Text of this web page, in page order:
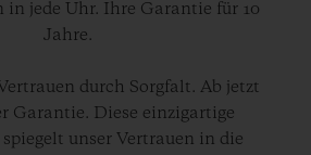
in jede Uhr. Ihre Garantie für 10
Jahre.
durch Sorgfalt. Ab jetzt
Garantie. Diese einzigartige
unser Vertrauen in die